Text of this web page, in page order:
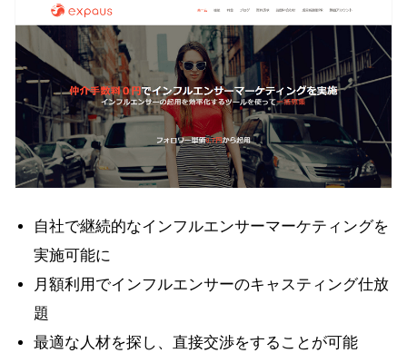
自社で継続的なインフルエンサーマーケティングを
実施可能に
月額利用でインフルエンサーのキャスティング仕放
題
最適な人材を探し、直接交渉をすることが可能